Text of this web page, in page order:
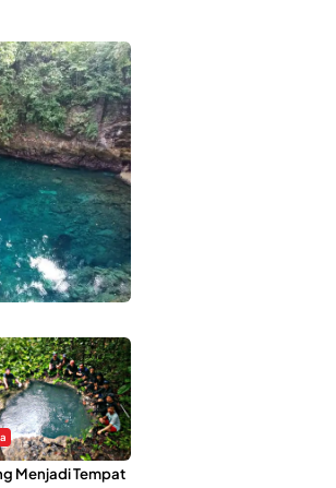
Tersembunyi di
Menjadi Tempat